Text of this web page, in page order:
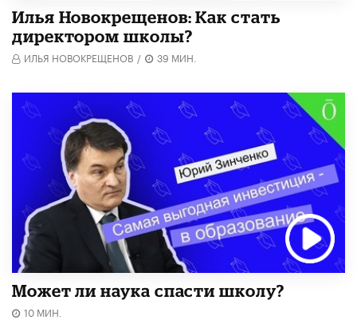
​Илья Новокрещенов: Как стать
директором школы?
ИЛЬЯ НОВОКРЕЩЕНОВ / 39 МИН.
Может ли наука спасти школу?
10 МИН.